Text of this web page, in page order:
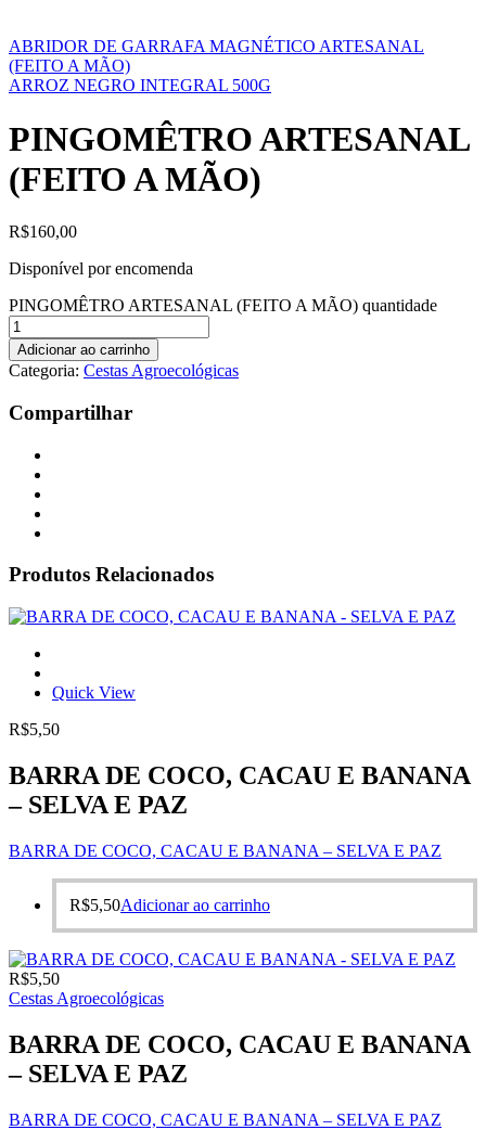
ABRIDOR DE GARRAFA MAGNÉTICO ARTESANAL
(FEITO A MÃO)
ARROZ NEGRO INTEGRAL 500G
PINGOMÊTRO ARTESANAL
(FEITO A MÃO)
R$160,00
Disponível por encomenda
PINGOMÊTRO ARTESANAL (FEITO A MÃO) quantidade
Adicionar ao carrinho
Categoria: Cestas Agroecológicas
Compartilhar
Produtos Relacionados
Quick View
R$5,50
BARRA DE COCO, CACAU E BANANA
– SELVA E PAZ
BARRA DE COCO, CACAU E BANANA – SELVA E PAZ
R$5,50Adicionar ao carrinho
R$5,50
Cestas Agroecológicas
BARRA DE COCO, CACAU E BANANA
– SELVA E PAZ
BARRA DE COCO, CACAU E BANANA – SELVA E PAZ